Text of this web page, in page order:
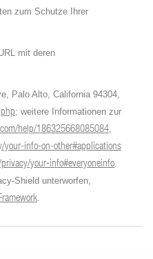
zum Schutze Ihrer
mit deren
Palo Alto, California 94304,
; weitere Informationen zur
help/186325668085084,
your-info-on-other#applications
your-info#everyoneinfo.
Shield unterworfen,
.